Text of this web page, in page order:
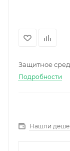
Защитное
Подробности
Нашли